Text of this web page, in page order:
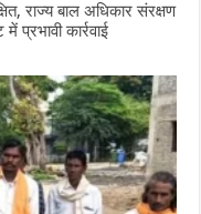
राज्य बाल अधिकार संरक्षण
कार्रवाई